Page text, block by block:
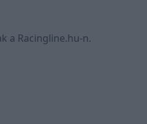
a Racingline.hu-n.